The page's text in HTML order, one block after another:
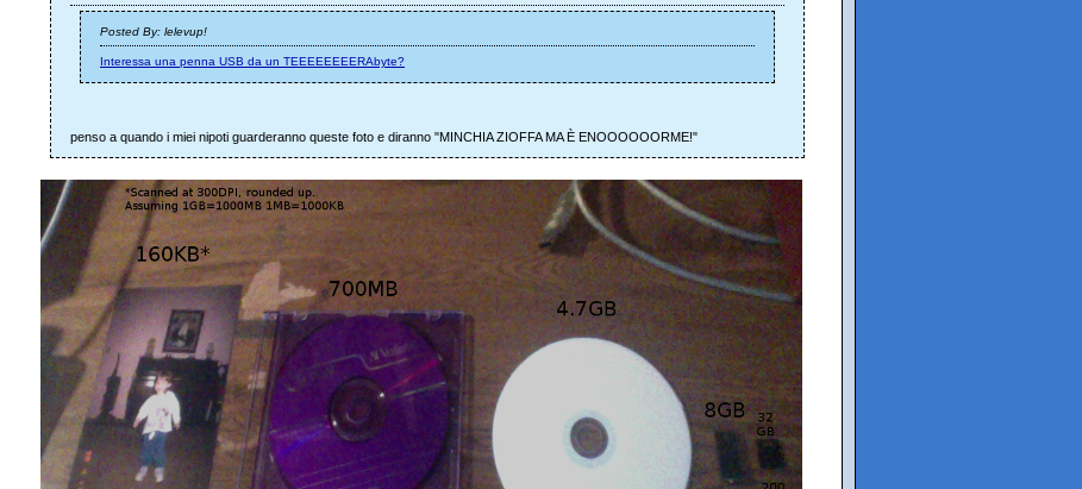
Posted By: lelevup!
Interessa una penna USB da un TEEEEEEEERAbyte?
penso a quando i miei nipoti guarderanno queste foto e diranno "MINCHIA ZIOFFA MA È ENOOOOOORME!"